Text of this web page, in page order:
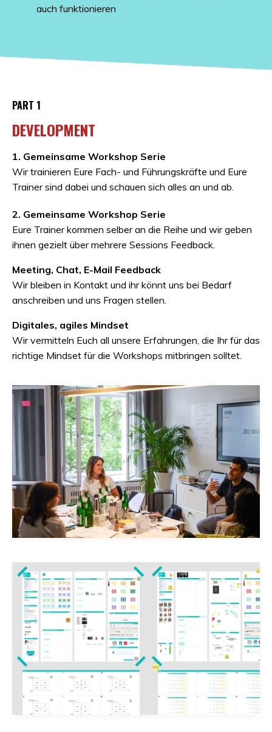
auch funktionieren
PART 1
DEVELOPMENT
1. Gemeinsame Workshop Serie
Wir trainieren Eure Fach- und Führungskräfte und Eure
Trainer sind dabei und schauen sich alles an und ab.
2. Gemeinsame Workshop Serie
Eure Trainer kommen selber an die Reihe und wir geben
ihnen gezielt über mehrere Sessions Feedback.
Meeting, Chat, E-Mail Feedback
Wir bleiben in Kontakt und ihr könnt uns bei Bedarf
anschreiben und uns Fragen stellen.
Digitales, agiles Mindset
Wir vermitteln Euch all unsere Erfahrungen, die Ihr für das
richtige Mindset für die Workshops mitbringen solltet.